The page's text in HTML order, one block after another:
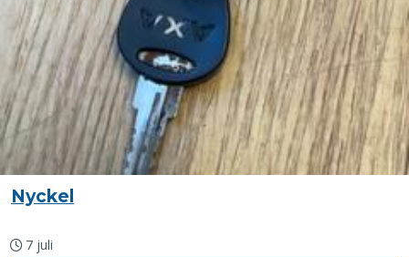
Nyckel
7 juli